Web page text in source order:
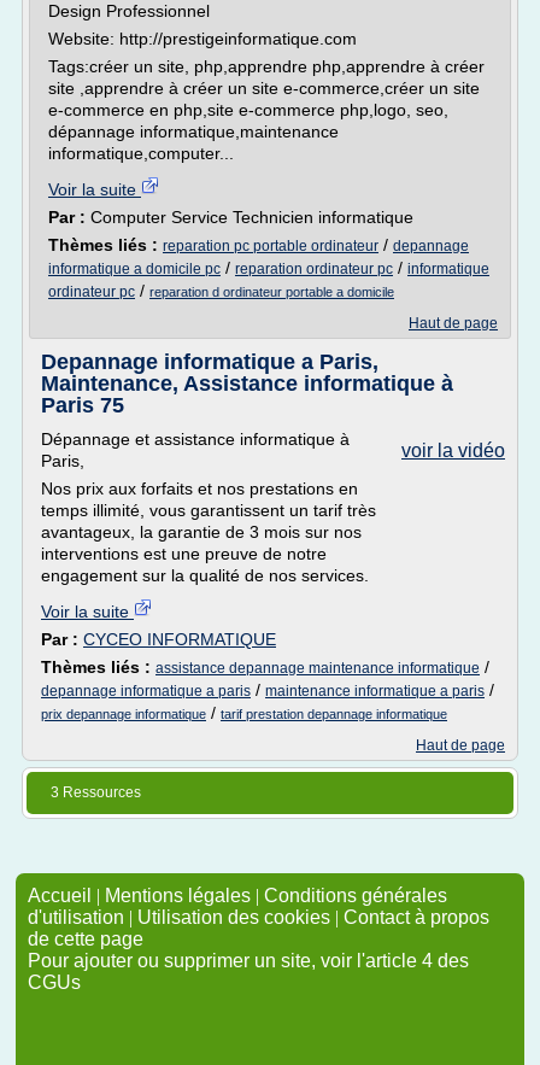
Design Professionnel
Website: http://prestigeinformatique.com
Tags:créer un site, php,apprendre php,apprendre à créer
site ,apprendre à créer un site e-commerce,créer un site
e-commerce en php,site e-commerce php,logo, seo,
dépannage informatique,maintenance
informatique,computer...
Voir la suite
Par : Computer Service Technicien informatique
Thèmes liés : reparation pc portable ordinateur / depannage
informatique a domicile pc / reparation ordinateur pc / informatique
ordinateur pc / reparation d ordinateur portable a domicile
Haut de page
Depannage informatique a Paris,
Maintenance, Assistance informatique à
Paris 75
voir la vidéo
Dépannage et assistance informatique à
Paris,
Nos prix aux forfaits et nos prestations en
temps illimité, vous garantissent un tarif très
avantageux, la garantie de 3 mois sur nos
interventions est une preuve de notre
engagement sur la qualité de nos services.
Voir la suite
Par : CYCEO INFORMATIQUE
Thèmes liés : assistance depannage maintenance informatique /
depannage informatique a paris / maintenance informatique a paris /
prix depannage informatique / tarif prestation depannage informatique
Haut de page
3 Ressources
Accueil | Mentions légales | Conditions générales
d'utilisation | Utilisation des cookies | Contact à propos
de cette page
Pour ajouter ou supprimer un site, voir l'article 4 des
CGUs